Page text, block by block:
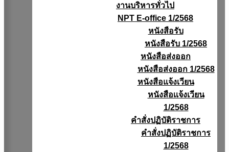
งานบริหารทั่วไป
NPT E-office 1/2568
หนังสือรับ
หนังสือรับ 1/2568
หนังสือส่งออก
หนังสือส่งออก 1/2568
หนังสือแจ้งเวียน
หนังสือเเจ้งเวียน
1/2568
คำสั่งปฏิบัติราชการ
คำสั่งปฏิบัติราชการ
1/2568